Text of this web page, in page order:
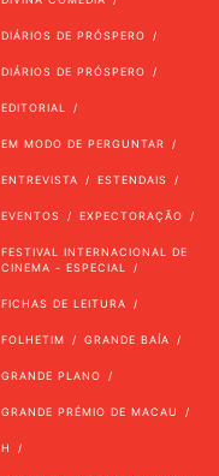
DIÁRIOS DE PRÓSPERO
DIÁRIOS DE PRÓSPERO
EDITORIAL
EM MODO DE PERGUNTAR
ENTREVISTA ESTENDAIS
EVENTOS EXPECTORAÇÃO
FESTIVAL INTERNACIONAL DE
CINEMA - ESPECIAL
FICHAS DE LEITURA
FOLHETIM GRANDE BAÍA
GRANDE PLANO
GRANDE PRÉMIO DE MACAU
H